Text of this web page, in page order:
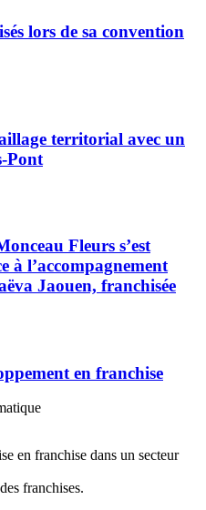
lors de sa convention
territorial avec un
Pont
Fleurs s’est
à l’accompagnement
Jaouen, franchisée
en franchise
en franchise dans un secteur
franchises.